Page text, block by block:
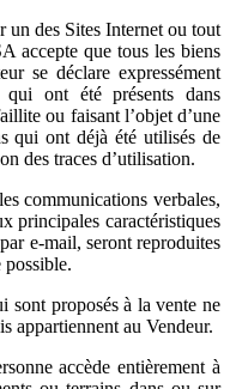
un des Sites Internet ou tout
accepte que tous les biens
se déclare expressément
ont été présents dans
ou faisant l’objet d’une
qui ont déjà été utilisés de
des traces d’utilisation.
communications verbales,
principales caractéristiques
e-mail, seront reproduites
possible.
sont proposés à la vente ne
appartiennent au Vendeur.
accède entièrement à